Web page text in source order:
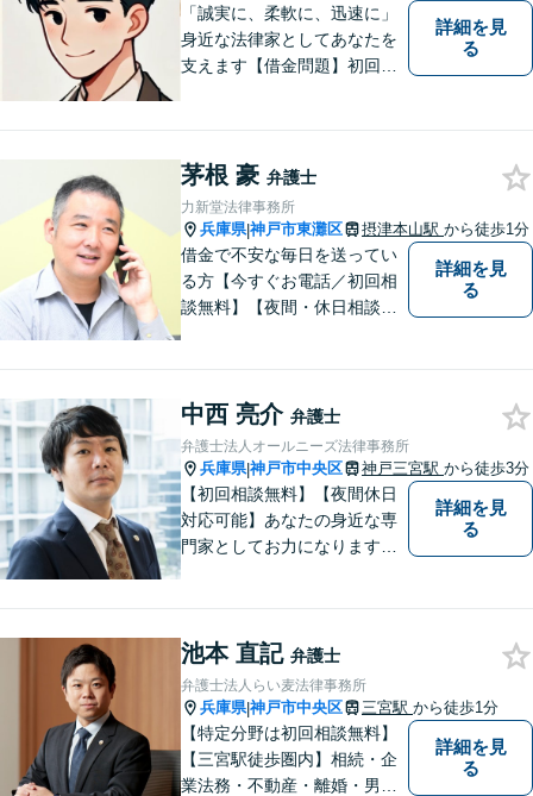
ます
「誠実に、柔軟に、迅速に」
身近な法律家としてあなたを
支えます【借金問題】初回相
生後の手続き・トラブル対応
までワンストップで対応【オ
ンライン面談OK】
詳細を見
る
茅根 豪 弁護士
力新堂法律事務所
兵庫県|神戸市東灘区 摂津本山駅 から徒歩1分
借金で不安な毎日を送ってい
る方【今すぐお電話／初回相
談無料】【夜間・休日相談
害／問題社員／クレーマー／
債務整理）借金の解決実績は1
00件以上！
詳細を見
る
中西 亮介 弁護士
弁護士法人オールニーズ法律事務所
兵庫県|神戸市中央区 神戸三宮駅 から徒歩3分
【初回相談無料】【夜間休日
対応可能】あなたの身近な専
門家としてお力になります。
気軽にご相談ください。
詳細を見
る
池本 直記 弁護士
弁護士法人らい麦法律事務所
兵庫県|神戸市中央区 三宮駅 から徒歩1分
【特定分野は初回相談無料】
【三宮駅徒歩圏内】相続・企
業法務・不動産・離婚・男女
詳細を見
る